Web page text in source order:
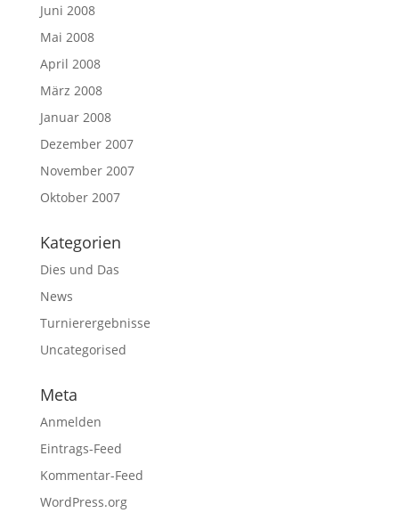
Juni 2008
Mai 2008
April 2008
März 2008
Januar 2008
Dezember 2007
November 2007
Oktober 2007
Kategorien
Dies und Das
News
Turnierergebnisse
Uncategorised
Meta
Anmelden
Eintrags-Feed
Kommentar-Feed
WordPress.org